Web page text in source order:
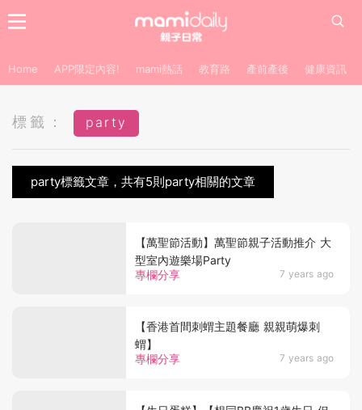
Home APP限定內容! mami熱話 教育路 產前產後 健康資訊
標籤： party
party標籤文章，共有5則party相關的文章
專欄分享 7 years ago
【萬聖節活動】萬聖節親子活動推介 大
型室內遊樂場Party
專欄分享 7 years ago
【香港首間刺蝟主題餐廳 親親萌爆刺
蝟】